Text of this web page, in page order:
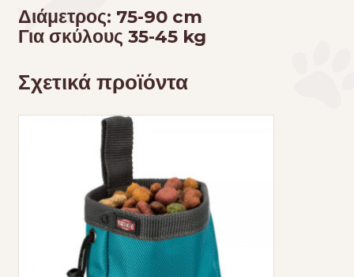
Διάμετρος: 75-90 cm
Για σκύλους 35-45 kg
Σχετικά προϊόντα